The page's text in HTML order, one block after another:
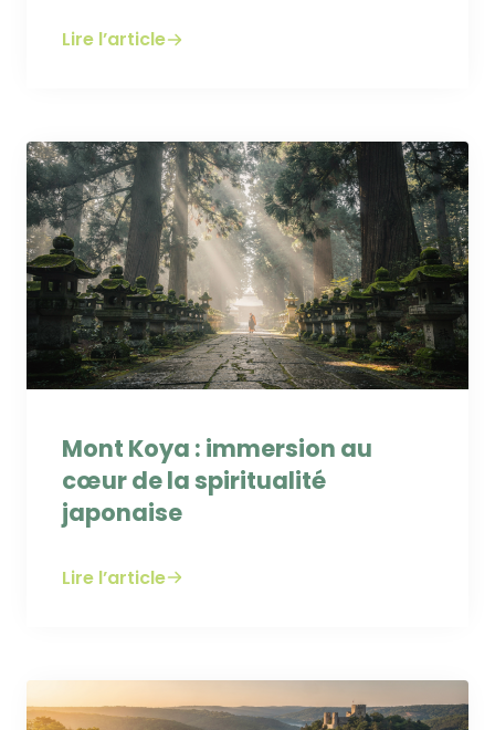
Lire l’article
Mont Koya : immersion au
cœur de la spiritualité
japonaise
Lire l’article